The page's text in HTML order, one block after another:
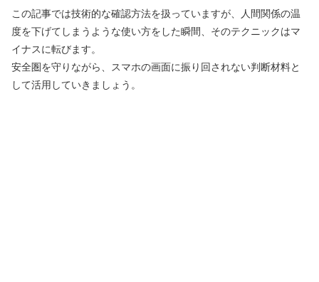
この記事では技術的な確認方法を扱っていますが、人間関係の温
度を下げてしまうような使い方をした瞬間、そのテクニックはマ
イナスに転びます。
安全圏を守りながら、スマホの画面に振り回されない判断材料と
して活用していきましょう。